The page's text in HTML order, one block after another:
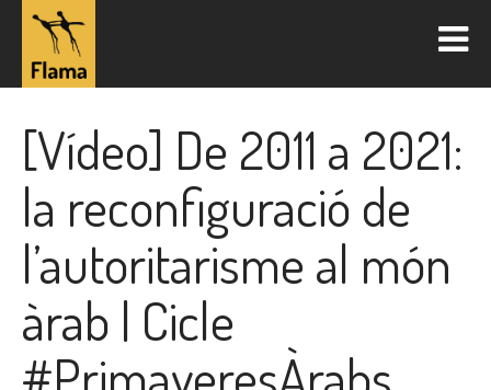
[Vídeo] De 2011 a 2021:
la reconfiguració de
l’autoritarisme al món
àrab | Cicle
#PrimaveresÀrabs